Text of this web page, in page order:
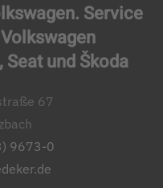
Service
und Škoda
67
9673-0